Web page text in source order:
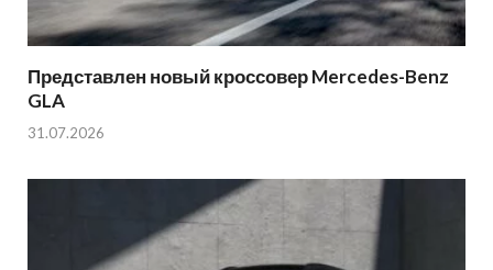
Представлен новый кроссовер Mercedes-Benz
GLA
31.07.2026